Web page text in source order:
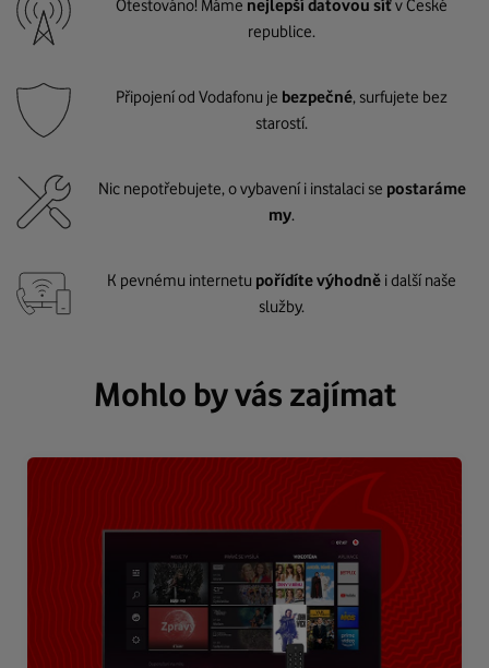
Otestováno! Máme nejlepší datovou síťv České
republice.
Připojení od Vodafonu je bezpečné, surfujete bez
starostí.
Nic nepotřebujete, o vybavení i instalaci se postaráme
my.
K pevnému internetu pořídíte výhodně i další naše
služby.
Mohlo by vás zajímat